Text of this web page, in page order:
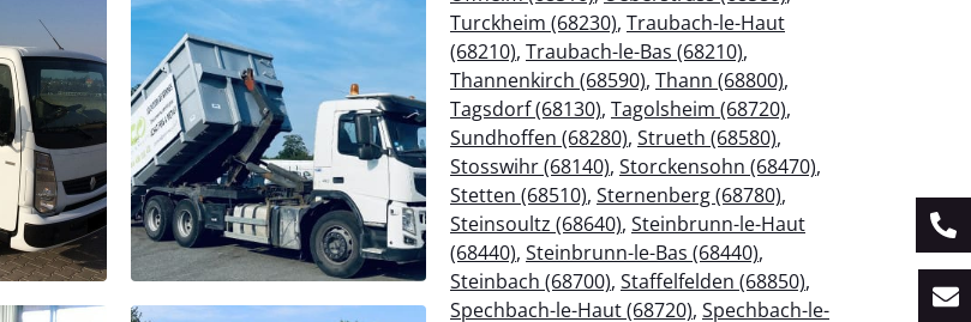
Turckheim (68230), Traubach-le-Haut
(68210), Traubach-le-Bas (68210),
Thannenkirch (68590), Thann (68800),
Tagsdorf (68130), Tagolsheim (68720),
Sundhoffen (68280), Strueth (68580),
Stosswihr (68140), Storckensohn (68470),
Stetten (68510), Sternenberg (68780),
Steinsoultz (68640), Steinbrunn-le-Haut
(68440), Steinbrunn-le-Bas (68440),
Steinbach (68700), Staffelfelden (68850),
Spechbach-le-Haut (68720), Spechbach-le-